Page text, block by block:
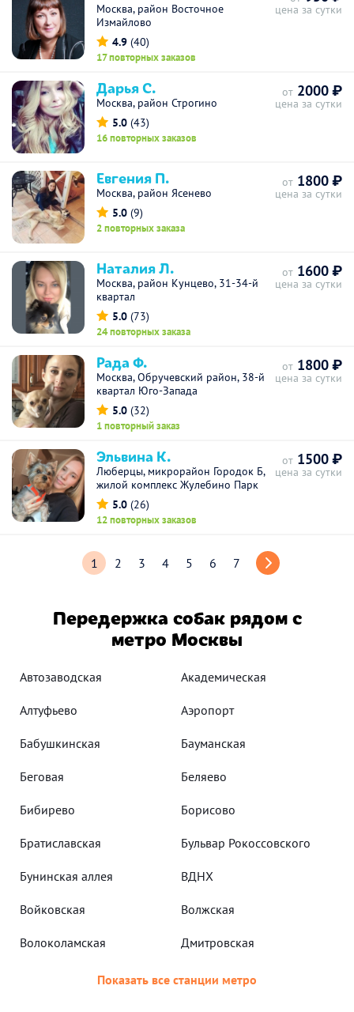
Москва, район Восточное
Измайлово
4.9 (40)
17 повторных заказов
цена за сутки
Дарья С.
Москва, район Строгино
5.0 (43)
16 повторных заказов
от 2000 ₽
цена за сутки
Евгения П.
Москва, район Ясенево
5.0 (9)
2 повторных заказа
от 1800 ₽
цена за сутки
Наталия Л.
Москва, район Кунцево, 31-34-й
квартал
5.0 (73)
24 повторных заказа
от 1600 ₽
цена за сутки
Рада Ф.
Москва, Обручевский район, 38-й
квартал Юго-Запада
5.0 (32)
1 повторный заказ
от 1800 ₽
цена за сутки
Эльвина К.
Люберцы, микрорайон Городок Б,
жилой комплекс Жулебино Парк
5.0 (26)
12 повторных заказов
от 1500 ₽
цена за сутки
1 2 3 4 5 6 7
Передержка собак рядом с
метро Москвы
Автозаводская Академическая
Алтуфьево Аэропорт
Бабушкинская Бауманская
Беговая Беляево
Бибирево Борисово
Братиславская Бульвар Рокоссовского
Бунинская аллея ВДНХ
Войковская Волжская
Волоколамская Дмитровская
Показать все станции метро